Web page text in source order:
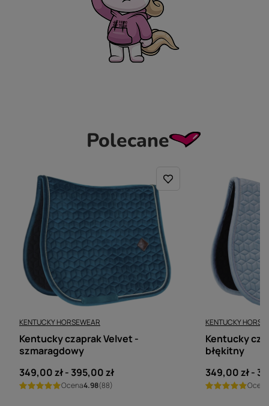
Polecane
KENTUCKY HORSEWEAR
Kentucky czaprak Velvet -
szmaragdowy
od
349,00 zł- do
395,00 zł
Ocena4.98(88)
KENTUCKY
Kentucky
błękitny
od
349,00 zł- do
Ocena